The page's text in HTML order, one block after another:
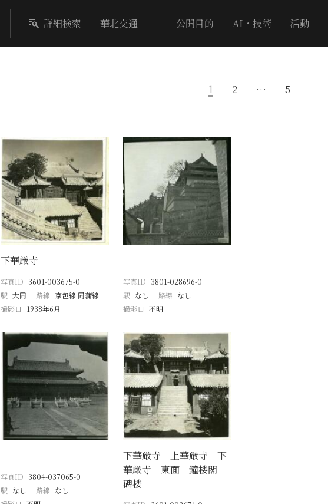
詳細検索 華北交通 公開目的 AI・技術 活動
1 2 … 5
下華厳寺
写真ID 3601-003675-0
駅 大同 路線 京包線 同蒲線
撮影日
1938年6月
−
写真ID 3801-028696-0
駅 なし 路線 なし
撮影日 不明
−
写真ID 3804-037065-0
駅 なし 路線 なし
下華厳寺 上華厳寺 下
華厳寺 東面 鐘楼閣
碑楼